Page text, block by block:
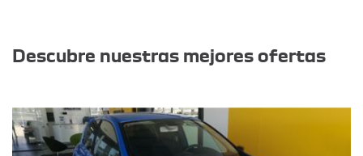
Descubre nuestras mejores ofertas